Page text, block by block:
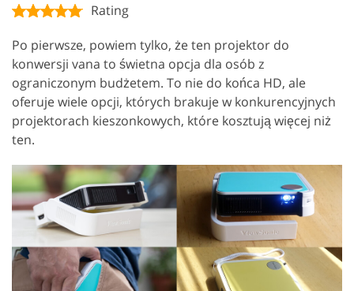
Rating
Po pierwsze, powiem tylko, że ten projektor do
konwersji vana to świetna opcja dla osób z
ograniczonym budżetem. To nie do końca HD, ale
oferuje wiele opcji, których brakuje w konkurencyjnych
projektorach kieszonkowych, które kosztują więcej niż
ten.